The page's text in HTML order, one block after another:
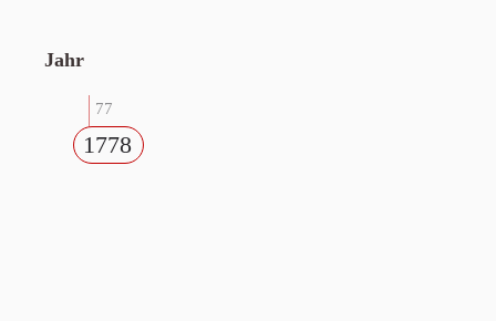
Jahr
77
1778